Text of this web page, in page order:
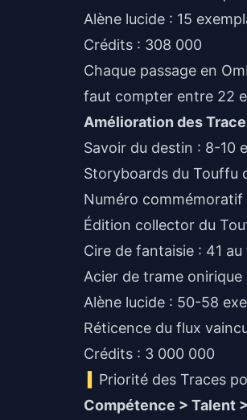
Alène lucide : 15
Crédits : 308 000
Chaque passage en
faut compter entre 22
Amélioration des
Savoir du destin : 8-10
Storyboards du Touffu
Numéro commémoratif
Édition collector du
Cire de fantaisie : 41
Acier de trame
Alène lucide : 50-58
Réticence du flux
Crédits : 3 000 000
Priorité des Traces
Compétence > Talent